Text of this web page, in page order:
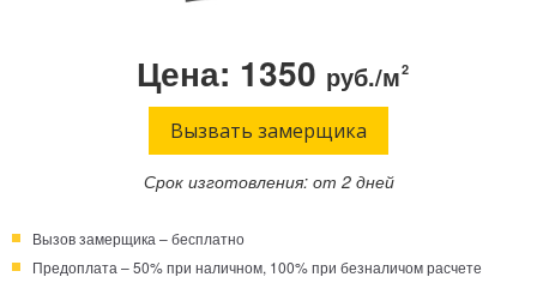
+7 (495) 003-40-74 Круглосуточно!
Цена: 1350 руб./м2
Вызвать замерщика
Срок изготовления: от 2 дней
Вызов замерщика – бесплатно
Предоплата – 50% при наличном, 100% при безналичом расчете